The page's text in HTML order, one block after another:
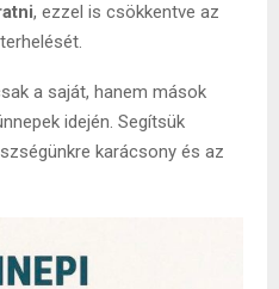
, ezzel is csökkentve az
a saját, hanem mások
idején. Segítsük
karácsony és az